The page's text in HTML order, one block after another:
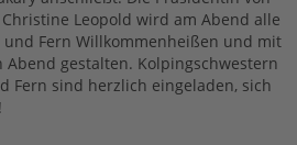
Leopold wird am Abend alle
Fern Willkommenheißen und mit
gestalten. Kolpingschwestern
Fern sind herzlich eingeladen, sich